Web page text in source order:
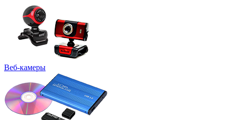
Веб-камеры